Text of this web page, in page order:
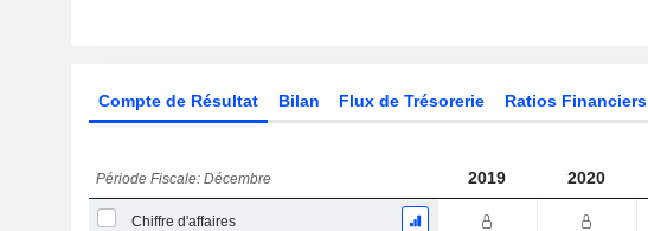
Compte de Résultat Bilan Flux de Trésorerie Ratios Financiers
Période Fiscale: Décembre 2019 2020
Chiffre d'affaires